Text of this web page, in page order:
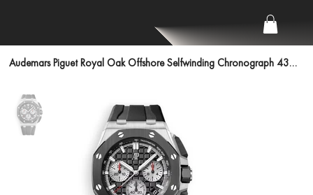
Audemars Piguet Royal Oak Offshore Selfwinding Chronograph 43mm